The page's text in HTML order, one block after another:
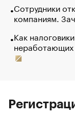
Сотрудники
компаниям.
Как
неработающих